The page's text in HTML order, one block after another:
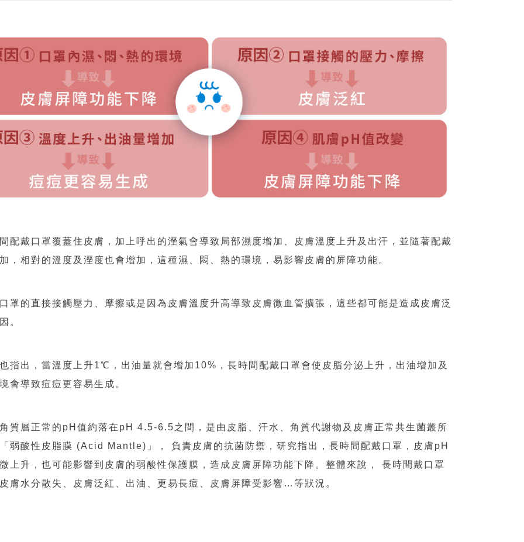
配戴口罩覆蓋住皮膚，加上呼出的溼氣會導致局部濕度增加、皮膚溫度上升及出汗，並隨著配戴
，相對的溫度及溼度也會增加，這種濕、悶、熱的環境，易影響皮膚的屏障功能。
罩的直接接觸壓力、摩擦或是因為皮膚溫度升高導致皮膚微血管擴張，這些都可能是造成皮膚泛
。
指出，當溫度上升1℃，出油量就會增加10%，長時間配戴口罩會使皮脂分泌上升，出油增加及
會導致痘痘更容易生成。
質層正常的pH值約落在pH 4.5-6.5之間，是由皮脂、汗水、角質代謝物及皮膚正常共生菌叢所
弱酸性皮脂膜 (Acid Mantle)」， 負責皮膚的抗菌防禦，研究指出，長時間配戴口罩，皮膚pH
上升，也可能影響到皮膚的弱酸性保護膜，造成皮膚屏障功能下降。整體來說， 長時間戴口罩
膚水分散失、皮膚泛紅、出油、更易長痘、皮膚屏障受影響…等狀況。